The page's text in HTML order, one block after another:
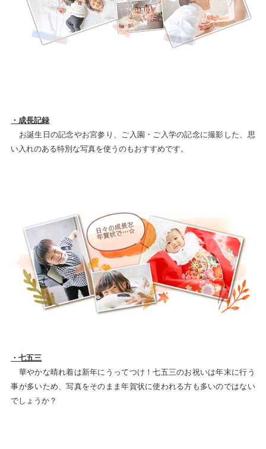
・成長記録
お誕生日の記念やお宮参り、ご入園・ご入学の記念に撮影した、思
い入れのある特別な写真を使うのもおすすめです。
・七五三
華やかな晴れ着は新年にうってつけ！七五三のお祝いは年末に行う
事が多いため、写真をそのまま年賀状に使われる方も多いのではない
でしょうか？